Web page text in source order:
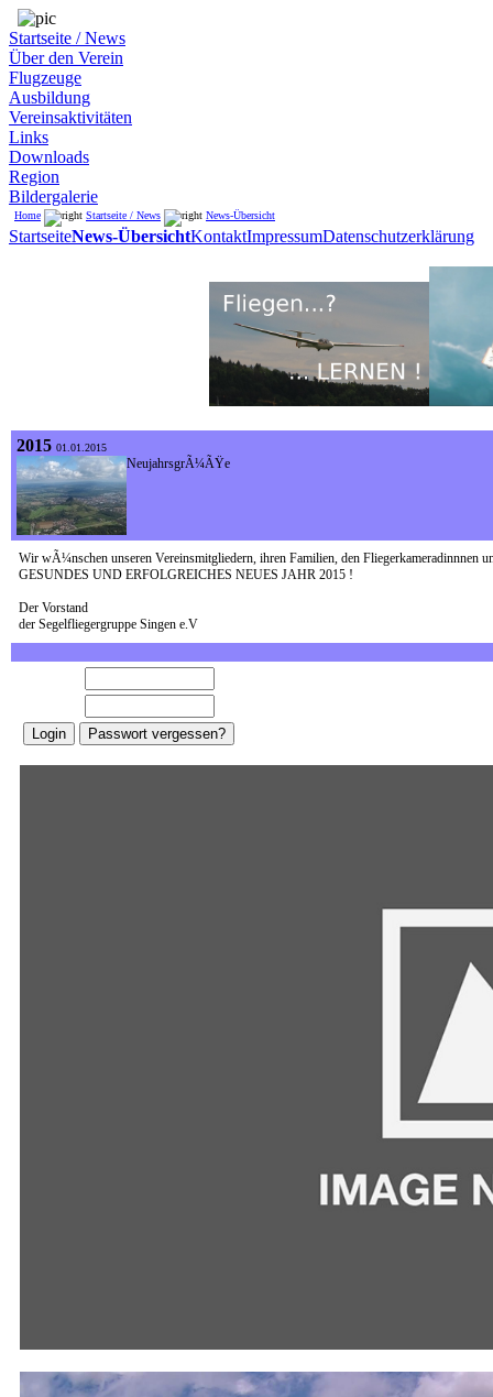
Startseite / News
Über den Verein
Flugzeuge
Ausbildung
Vereinsaktivitäten
Links
Downloads
Region
Bildergalerie
Home Startseite / News News-Übersicht
StartseiteNews-ÜbersichtKontaktImpressumDatenschutzerklärung
2015 01.01.2015
NeujahrsgrÃ¼ÃŸe
Wir wÃ¼nschen unseren Vereinsmitgliedern, ihren Familien, den Fliegerkameradinnnen
GESUNDES UND ERFOLGREICHES NEUES JAHR 2015 !
Der Vorstand
der Segelfliegergruppe Singen e.V